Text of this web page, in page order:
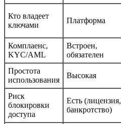
Кто владеет
ключами
Платформа
Комплаенс,
KYC/AML
Встроен,
обязателен
Простота
использования
Высокая
Риск
блокировки
доступа
Есть (лицензия,
банкротство)